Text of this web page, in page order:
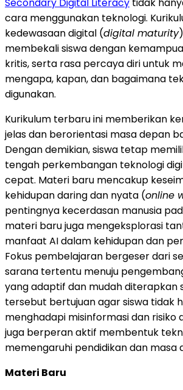
cara menggunakan teknologi.
kedewasaan digital (digital maturity
membekali siswa dengan
kritis, serta rasa percaya diri untuk
mengapa, kapan, dan bagaimana
digunakan.
Kurikulum terbaru ini memberikan
jelas dan berorientasi masa depan
Dengan demikian, siswa tetap
tengah perkembangan teknologi
cepat. Materi baru mencakup
kehidupan daring dan nyata (online
pentingnya kecerdasan manusia
materi baru juga mengeksplorasi
manfaat AI dalam kehidupan dan
Fokus pembelajaran bergeser dari
sarana tertentu menuju
yang adaptif dan mudah diterapkan
tersebut bertujuan agar siswa tidak
menghadapi misinformasi dan risiko
juga berperan aktif membentuk
memengaruhi pendidikan dan masa
Materi Baru